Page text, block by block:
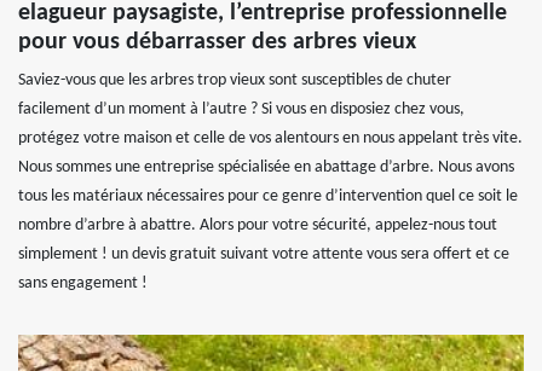
elagueur paysagiste, l’entreprise professionnelle
pour vous débarrasser des arbres vieux
Saviez-vous que les arbres trop vieux sont susceptibles de chuter
facilement d’un moment à l’autre ? Si vous en disposiez chez vous,
protégez votre maison et celle de vos alentours en nous appelant très vite.
Nous sommes une entreprise spécialisée en abattage d’arbre. Nous avons
tous les matériaux nécessaires pour ce genre d’intervention quel ce soit le
nombre d’arbre à abattre. Alors pour votre sécurité, appelez-nous tout
simplement ! un devis gratuit suivant votre attente vous sera offert et ce
sans engagement !